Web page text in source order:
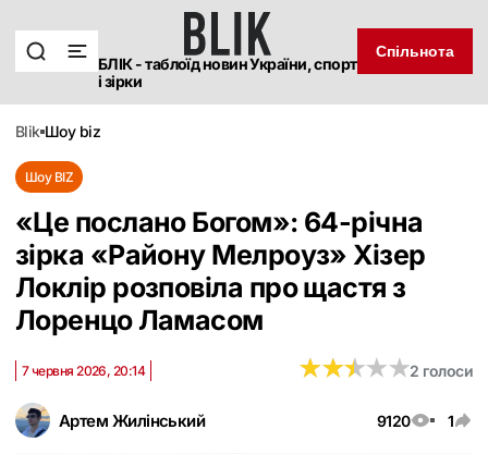
БЛІК - таблоїд новин України, спорт
і зірки
Спільнота
blik шоу biz
Шоу BIZ
«Це послано Богом»: 64-річна
зірка «Району Мелроуз» Хізер
Локлір розповіла про щастя з
Лоренцо Ламасом
Артем Жилінський 9120 1
7 червня 2026, 20:14 ★★★★★
★★★★★2 голоси